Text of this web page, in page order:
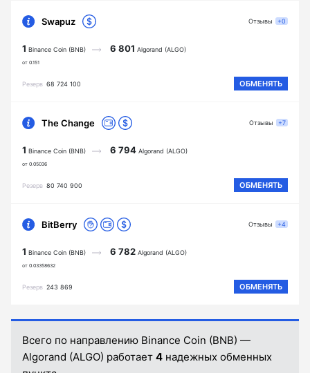
Swapuz
1 Binance Coin (BNB)
от 0.151
6 801 Algorand (ALGO)
Резерв 68 724 100 ОБМЕНЯТЬ
Отзывы +0
The Change
1 Binance Coin (BNB)
от 0.05036
6 794 Algorand (ALGO)
Резерв 80 740 900 ОБМЕНЯТЬ
Отзывы +7
BitBerry
1 Binance Coin (BNB)
от 0.03358632
6 782 Algorand (ALGO)
Резерв 243 869 ОБМЕНЯТЬ
Отзывы +4
Всего по направлению Binance Coin (BNB) —
Algorand (ALGO) работает 4 надежных обменных